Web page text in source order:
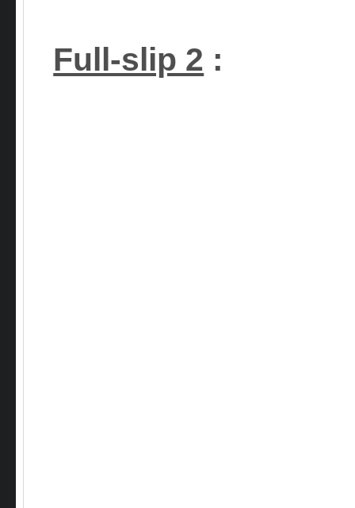
Full-slip 2 :